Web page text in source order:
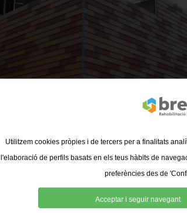
Utilitzem cookies pròpies i de tercers per a finalitats
l'elaboració de perfils basats en els teus hàbits de
preferències des de
Acceptar i seguir navegant